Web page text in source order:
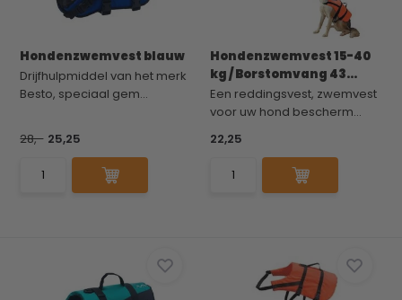
Hondenzwemvest blauw
Drijfhulpmiddel van het merk
Besto, speciaal gem...
28,- 25,25
Hondenzwemvest 15-40
kg / Borstomvang 43...
Een reddingsvest, zwemvest
voor uw hond bescherm...
22,25